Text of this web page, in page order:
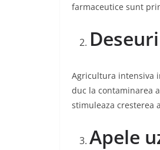
farmaceutice sunt
Agricultura intensiva
duc la contaminarea
stimuleaza cresterea
Apele